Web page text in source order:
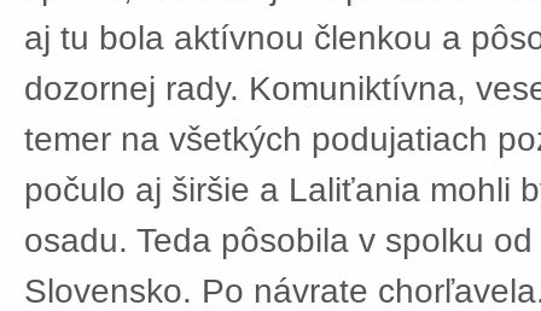
aj tu bola aktívnou členkou a
dozornej rady. Komuniktívna,
temer na všetkých podujatiach
počulo aj širšie a Laliťania mohli
osadu. Teda pôsobila v spolku
Slovensko. Po návrate